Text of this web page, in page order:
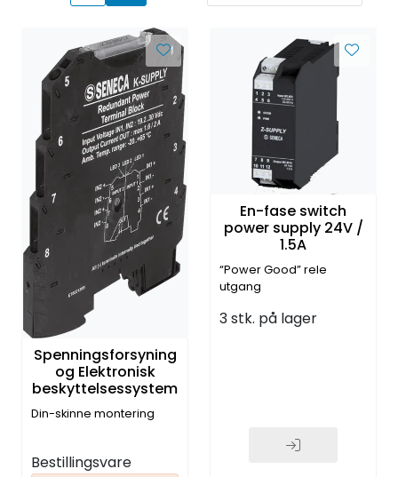
Spenningsforsyning
og Elektronisk
beskyttelsessystem
Din-skinne montering
Bestillingsvare
En-fase switch
power supply 24V /
1.5A
“Power Good” rele
utgang
3 stk. på lager
Bærekraft